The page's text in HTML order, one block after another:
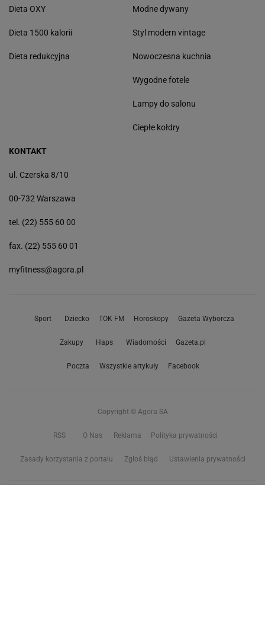
Dieta OXY
Dieta 1500 kalorii
Dieta redukcyjna
Modne dywany
Styl modern vintage
Nowoczesna kuchnia
Wygodne fotele
Lampy do salonu
Ciepłe kołdry
KONTAKT
ul. Czerska 8/10
00-732 Warszawa
tel. (22) 555 60 00
fax. (22) 555 60 01
myfitness@agora.pl
Sport Dziecko TOK FM Horoskopy Gazeta Wyborcza
Zakupy Haps Wiadomości Gazeta.pl
Poczta Wszystkie artykuły Facebook
Copyright © Agora SA
RSS O Nas Reklama Polityka prywatności
Zasady korzystania z portalu Zgłoś błąd Ustawienia prywatności